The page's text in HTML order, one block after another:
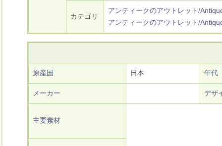
カテゴリ
アンティークのアウトレット/
アンティークのアウトレット/
原産国 日本 年代
メーカー デザ
主要素材